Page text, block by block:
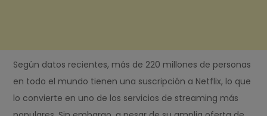
Según datos recientes, más de 220 millones de personas
en todo el mundo tienen una suscripción a Netflix, lo que
lo convierte en uno de los servicios de streaming más